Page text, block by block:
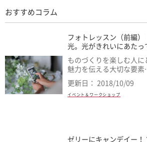
おすすめコラム
フォトレッスン（前編
光。光がきれいにあた
ものづくりを楽しむ人
魅力を伝える大切な要
更新日： 2018/10/09
イベント＆ワークショップ
ゼリーにキャンデイー